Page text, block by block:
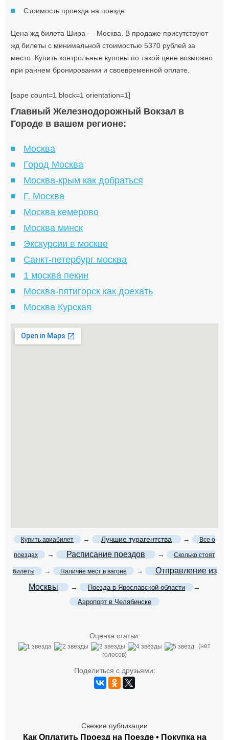
Стоимость проезда на поезде
Цена жд билета Шира — Москва. В продаже присутствуют
жд билеты с минимальной стоимостью 5370 рублей за
место. Купить контрольные купоны по такой цене возможно
при раннем бронировании и своевременной оплате.
[sape count=1 block=1 orientation=1]
Главный Железнодорожный Вокзал в
Городе в вашем регионе:
Москва
Город Москва
Москва-крым как добраться
Г. Москва
Москва кемерово
Москва минск
Экскурсии в москве
Санкт-петербург москва
1 москва́ пекин
Москва-пятигорск как доехать
Москва Курская
Купить авиабилет → Лучшие турагентства → Все о
поездах → Расписание поездов → Сколько стоят
билеты → Наличие мест в вагоне →
Отправление из
Москвы
→ Поезда в Ярославской области →
Аэропорт в Челябинске
Оценка статьи:
(нет
голосов)
Поделиться с друзьями:
Свежие публикации
Как Оплатить Проезд на Поезде • Покупка на